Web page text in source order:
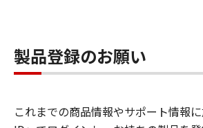
製品登録のお願い
これまでの商品情報やサポート情報